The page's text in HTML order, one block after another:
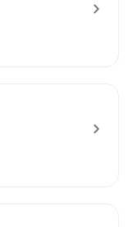
chevron_right
chevron_right